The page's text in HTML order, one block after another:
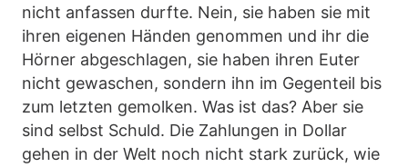
nicht anfassen durfte. Nein, sie haben sie mit
ihren eigenen Händen genommen und ihr die
Hörner abgeschlagen, sie haben ihren Euter
nicht gewaschen, sondern ihn im Gegenteil bis
zum letzten gemolken. Was ist das? Aber sie
sind selbst Schuld. Die Zahlungen in Dollar
gehen in der Welt noch nicht stark zurück, wie